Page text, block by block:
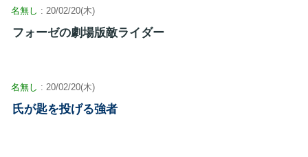
名無し : 20/02/20(木)
フォーゼの劇場版敵ライダー
名無し : 20/02/20(木)
氏が匙を投げる強者